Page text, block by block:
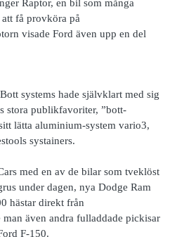
Raptor, en bil som många
få provköra på
visade Ford även upp en del
systems hade självklart med sig
stora publikfavoriter, ”bott-
lätta aluminium-system vario3,
systainers.
med en av de bilar som tveklöst
under dagen, nya Dodge Ram
hästar direkt från
även andra fulladdade pickisar
F-150.